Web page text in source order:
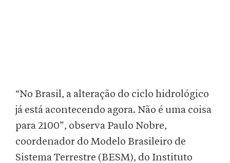
“No Brasil, a alteração do ciclo hidrológico
já está acontecendo agora. Não é uma coisa
para 2100”, observa Paulo Nobre,
coordenador do Modelo Brasileiro de
Sistema Terrestre (BESM), do Instituto